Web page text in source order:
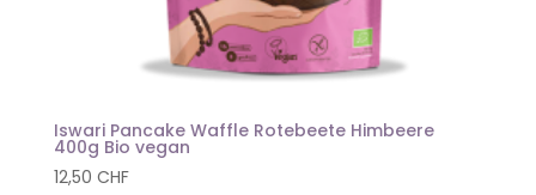
Iswari Pancake Waffle Rotebeete Himbeere
400g Bio vegan
12,50 CHF